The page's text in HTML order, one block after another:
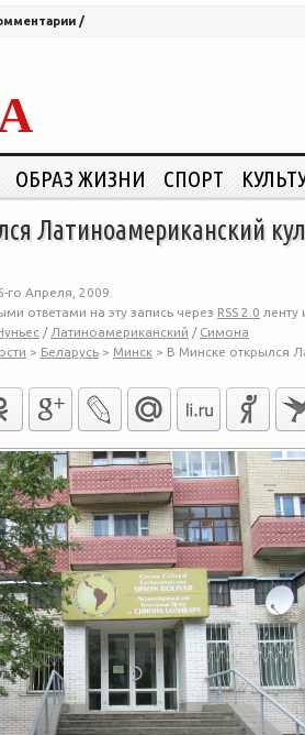
/
ОБРАЗ ЖИЗНИ СПОРТ
Латиноамериканский
го Апреля, 2009.
ответами на эту запись через RSS 2.0 ленту
/ Латиноамериканский / Симона
> Беларусь > Минск > В Минске открылся